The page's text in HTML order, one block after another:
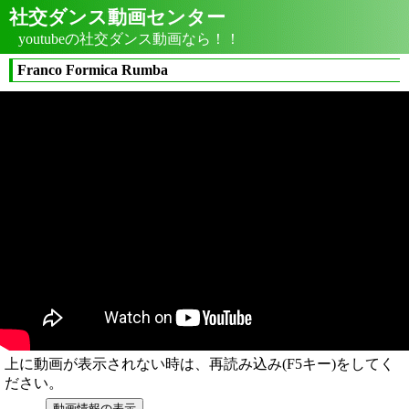
社交ダンス動画センター
youtubeの社交ダンス動画なら！！
Franco Formica Rumba
上に動画が表示されない時は、再読み込み(F5キー)をしてく
ださい。